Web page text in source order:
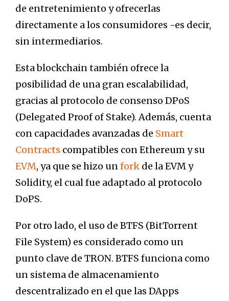
de entretenimiento y ofrecerlas
directamente a los consumidores -es decir,
sin intermediarios.
Esta blockchain también ofrece la
posibilidad de una gran escalabilidad,
gracias al protocolo de consenso DPoS
(Delegated Proof of Stake). Además, cuenta
con capacidades avanzadas de Smart
Contracts compatibles con Ethereum y su
EVM, ya que se hizo unfork de la EVM y
Solidity, el cual fue adaptado al protocolo
DoPS.
Por otro lado, el uso de BTFS (BitTorrent
File System) es considerado como un
punto clave de TRON. BTFS funciona como
un sistema de almacenamiento
descentralizado en el que las DApps